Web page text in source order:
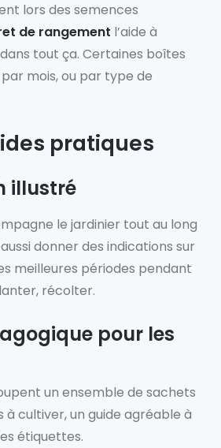
lors des semences
de rangement l’aide à
tout ça. Certaines boîtes
mois, ou par type de
pratiques
illustré
le jardinier tout au long
donner des indications sur
meilleures périodes pendant
récolter.
pour les
un ensemble de sachets
à cultiver, un guide agréable à
étiquettes.